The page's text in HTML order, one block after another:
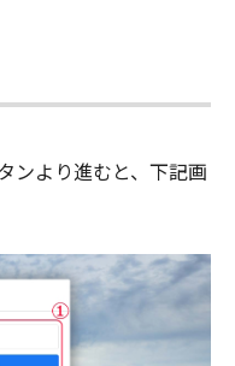
ンより進むと、下記画